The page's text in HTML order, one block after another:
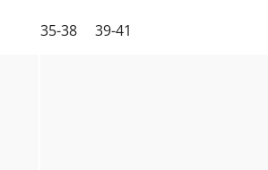
35-38 39-41